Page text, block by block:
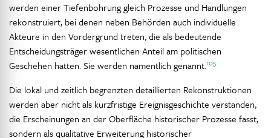
werden einer Tiefenbohrung gleich Prozesse und Handlungen
rekonstruiert, bei denen neben Behörden auch individuelle
Akteure in den Vordergrund treten, die als bedeutende
Entscheidungsträger wesentlichen Anteil am politischen
Geschehen hatten. Sie werden namentlich genannt.105
Die lokal und zeitlich begrenzten detaillierten Rekonstruktionen
werden aber nicht als kurzfristige Ereignisgeschichte verstanden,
die Erscheinungen an der Oberfläche historischer Prozesse fasst,
sondern als qualitative Erweiterung historischer